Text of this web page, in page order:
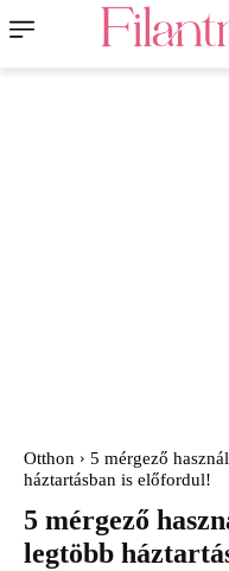
Otthon
5 mérgező
háztartásban is előfordul!
5 mérgező
legtöbb